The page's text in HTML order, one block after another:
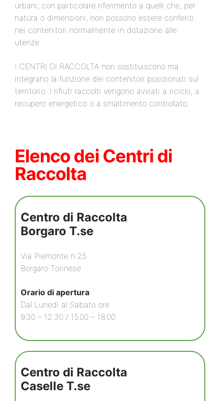
urbani, con particolare riferimento a quelli che, per
natura o dimensioni, non possono essere conferiti
nei contenitori normalmente in dotazione alle
utenze.
I CENTRI DI RACCOLTA non sostituiscono ma
integrano la funzione dei contenitori posizionati sul
territorio. I rifiuti raccolti vengono avviati a riciclo, a
recupero energetico o a smaltimento controllato.
Elenco dei Centri di
Raccolta
Centro di Raccolta
Borgaro T.se
Via Piemonte n.25
Borgaro Torinese
Orario di apertura
Dal Lunedì al Sabato ore
9.30 – 12.30 / 15.00 – 18.00
Centro di Raccolta
Caselle T.se